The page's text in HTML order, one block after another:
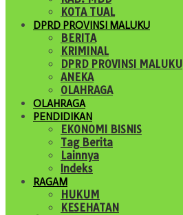
KOTA TUAL
DPRD PROVINSI MALUKU
BERITA
KRIMINAL
DPRD PROVINSI MALUKU
ANEKA
OLAHRAGA
OLAHRAGA
PENDIDIKAN
EKONOMI BISNIS
Tag Berita
Lainnya
Indeks
RAGAM
HUKUM
KESEHATAN